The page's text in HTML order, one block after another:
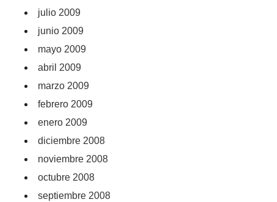
julio 2009
junio 2009
mayo 2009
abril 2009
marzo 2009
febrero 2009
enero 2009
diciembre 2008
noviembre 2008
octubre 2008
septiembre 2008